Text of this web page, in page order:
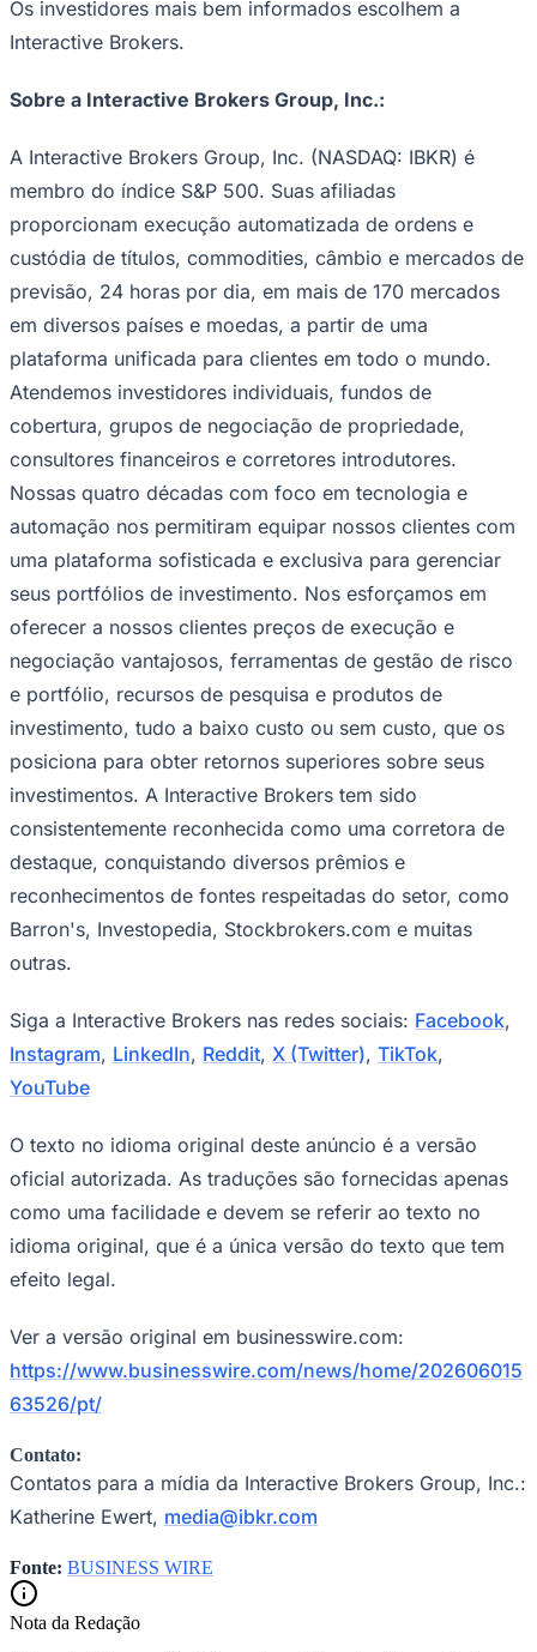
Santos
Flamengo
Fluminense
Os investidores mais bem informados escolhem a
Interactive Brokers.
Sobre a Interactive Brokers Group, Inc.:
A Interactive Brokers Group, Inc. (NASDAQ: IBKR) é
membro do índice S&P 500. Suas afiliadas
proporcionam execução automatizada de ordens e
custódia de títulos, commodities, câmbio e mercados de
previsão, 24 horas por dia, em mais de 170 mercados
em diversos países e moedas, a partir de uma
plataforma unificada para clientes em todo o mundo.
Atendemos investidores individuais, fundos de
cobertura, grupos de negociação de propriedade,
consultores financeiros e corretores introdutores.
Nossas quatro décadas com foco em tecnologia e
automação nos permitiram equipar nossos clientes com
uma plataforma sofisticada e exclusiva para gerenciar
seus portfólios de investimento. Nos esforçamos em
oferecer a nossos clientes preços de execução e
negociação vantajosos, ferramentas de gestão de risco
e portfólio, recursos de pesquisa e produtos de
investimento, tudo a baixo custo ou sem custo, que os
posiciona para obter retornos superiores sobre seus
investimentos. A Interactive Brokers tem sido
consistentemente reconhecida como uma corretora de
destaque, conquistando diversos prêmios e
reconhecimentos de fontes respeitadas do setor, como
Barron's, Investopedia, Stockbrokers.com e muitas
outras.
Siga a Interactive Brokers nas redes sociais: Facebook,
Instagram, LinkedIn, Reddit, X (Twitter), TikTok,
YouTube
O texto no idioma original deste anúncio é a versão
oficial autorizada. As traduções são fornecidas apenas
como uma facilidade e devem se referir ao texto no
idioma original, que é a única versão do texto que tem
efeito legal.
Ver a versão original em businesswire.com:
https://www.businesswire.com/news/home/202606015
63526/pt/
Contato:
Contatos para a mídia da Interactive Brokers Group, Inc.:
Katherine Ewert, media@ibkr.com
Fonte: BUSINESS WIRE
Nota da Redação